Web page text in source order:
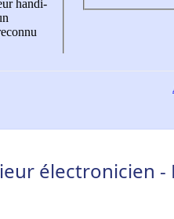
handi-
électronicien -